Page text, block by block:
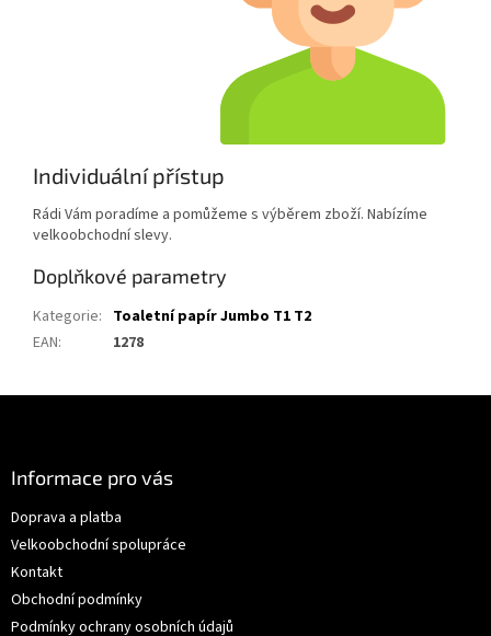
Individuální přístup
Rádi Vám poradíme a pomůžeme s výběrem zboží. Nabízíme
velkoobchodní slevy.
Doplňkové parametry
Kategorie: Toaletní papír Jumbo T1 T2
EAN: 1278
Informace pro vás
Doprava a platba
Velkoobchodní spolupráce
Kontakt
Obchodní podmínky
Podmínky ochrany osobních údajů